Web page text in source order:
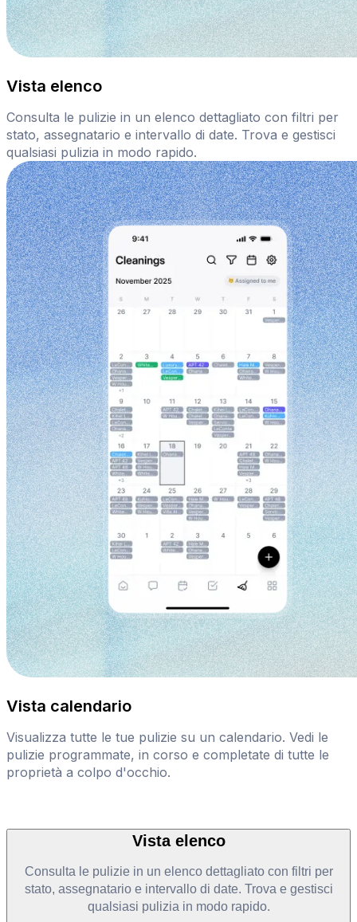
Vista elenco
Consulta le pulizie in un elenco dettagliato con filtri per
stato, assegnatario e intervallo di date. Trova e gestisci
qualsiasi pulizia in modo rapido.
Vista calendario
Visualizza tutte le tue pulizie su un calendario. Vedi le
pulizie programmate, in corso e completate di tutte le
proprietà a colpo d'occhio.
Vista elenco
Consulta le pulizie in un elenco dettagliato con filtri per
stato, assegnatario e intervallo di date. Trova e gestisci
qualsiasi pulizia in modo rapido.